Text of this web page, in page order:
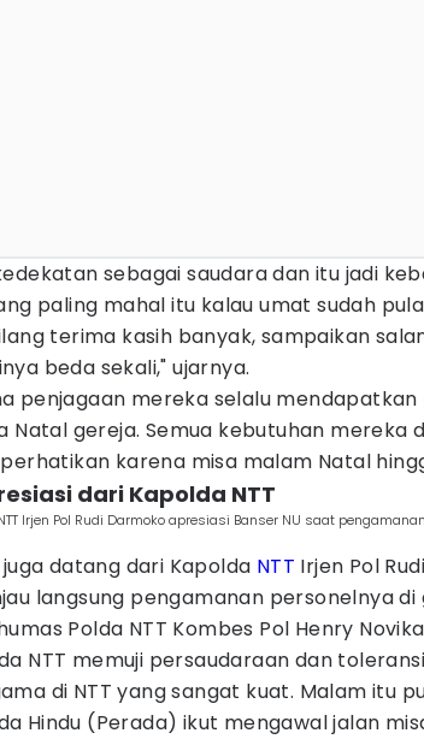
sebagai saudara dan itu jadi
paling mahal itu kalau umat sudah
terima kasih banyak, sampaikan
beda sekali," ujarnya.
penjagaan mereka selalu
Natal gereja. Semua kebutuhan mereka
karena misa malam Natal
dari Kapolda NTT
Irjen Pol Rudi Darmoko apresiasi Banser NU saat
juga datang dari Kapolda NTT Irjen Pol
langsung pengamanan personelnya
Polda NTT Kombes Pol Henry
NTT memuji persaudaraan dan
di NTT yang sangat kuat. Malam itu
Hindu (Perada) ikut mengawal jalan